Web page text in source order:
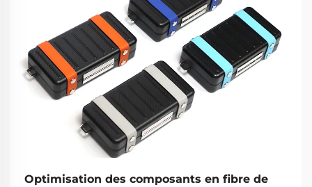
Optimisation des composants en fibre de